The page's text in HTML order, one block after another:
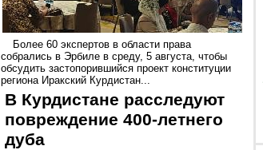
Более 60 экспертов в области права
собрались в Эрбиле в среду, 5 августа, чтобы
обсудить застопорившийся проект конституции
региона Иракский Курдистан...
В Курдистане расследуют
повреждение 400-летнего
дуба